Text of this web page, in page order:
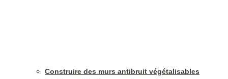
Construire des murs antibruit végétalisables